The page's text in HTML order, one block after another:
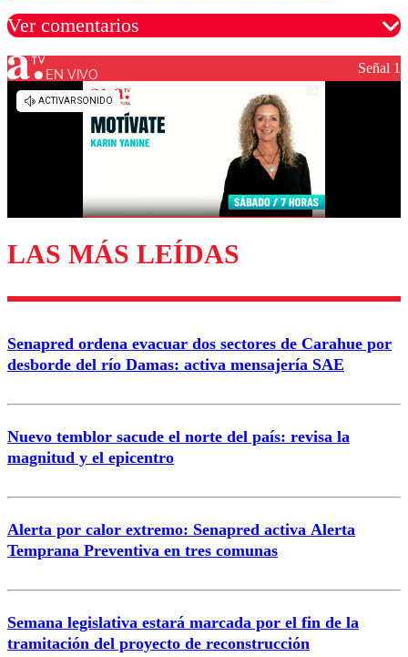
Ver comentarios
Los comentarios son moderados para garantizar un
diálogo respetuoso.
Enviar comentario
EN VIVO Señal 1
LAS MÁS LEÍDAS
Senapred ordena evacuar dos sectores de Carahue por
desborde del río Damas: activa mensajería SAE
Nuevo temblor sacude el norte del país: revisa la
magnitud y el epicentro
Alerta por calor extremo: Senapred activa Alerta
Temprana Preventiva en tres comunas
Semana legislativa estará marcada por el fin de la
tramitación del proyecto de reconstrucción